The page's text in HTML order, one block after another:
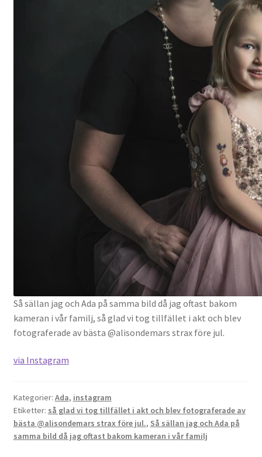
Så sällan jag och Ada på samma bild då jag oftast bakom
kameran i vår familj, så glad vi tog tillfället i akt och blev
fotograferade av bästa @alisondemars strax före jul.
via Instagram
Kategorier: Ada, instagram
Etiketter: så glad vi tog tillfället i akt och blev fotograferade av
bästa @alisondemars strax före jul., Så sällan jag och Ada på
samma bild då jag oftast bakom kameran i vår familj